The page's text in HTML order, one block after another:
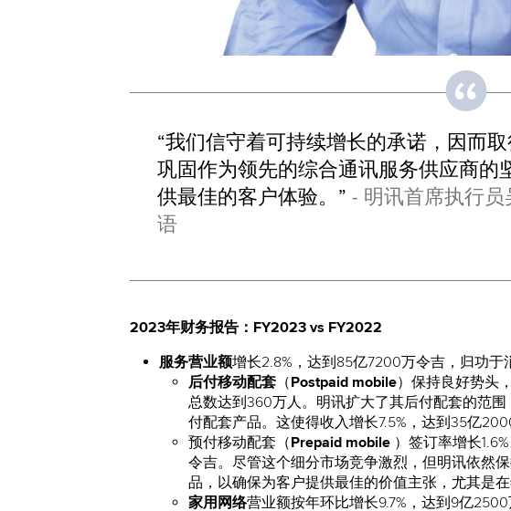
“我们信守着可持续增长的承诺，因而
巩固作为领先的综合通讯服务供应商的
供最佳的客户体验。” - 明讯首席执行
语
2023年财务报告：FY2023 vs FY2022
服务营业额增长2.8%，达到85亿7200万令吉，归功于
后付移动配套（Postpaid mobile）保持良好势头
总数达到360万人。明讯扩大了其后付配套的范
付配套产品。这使得收入增长7.5%，达到35亿
预付移动配套（Prepaid mobile）签订率增长
令吉。尽管这个细分市场竞争激烈，但明讯依然
品，以确保为客户提供最佳的价值主张，尤其是
家用网络营业额按年环比增长9.7%，达到9亿